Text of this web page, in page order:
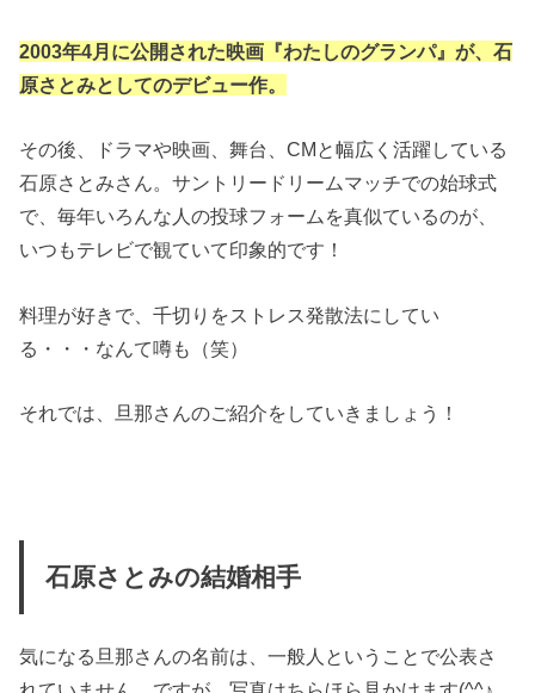
2003年4月に公開された映画『わたしのグランパ』が、石
原さとみとしてのデビュー作。
その後、ドラマや映画、舞台、CMと幅広く活躍している
石原さとみさん。サントリードリームマッチでの始球式
で、毎年いろんな人の投球フォームを真似ているのが、
いつもテレビで観ていて印象的です！
料理が好きで、千切りをストレス発散法にしてい
る・・・なんて噂も（笑）
それでは、旦那さんのご紹介をしていきましょう！
石原さとみの結婚相手
気になる旦那さんの名前は、一般人ということで公表さ